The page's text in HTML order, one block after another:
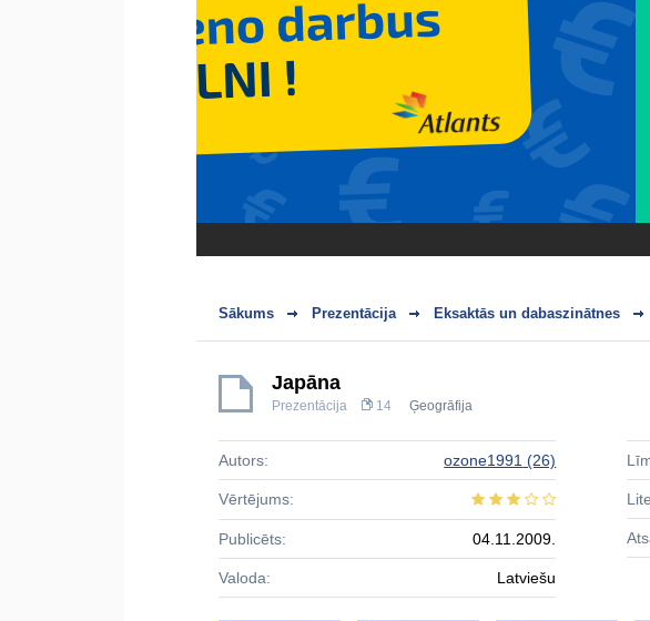
Sākums Prezentācija Eksaktās un dabaszinātnes
Japāna
Prezentācija 14 Ģeogrāfija
Autors: ozone1991 (26)
Vērtējums:
Publicēts: 04.11.2009.
Valoda: Latviešu